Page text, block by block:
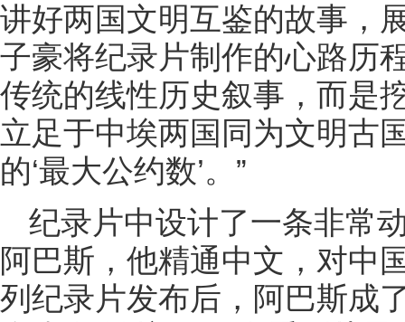
讲好两国文明互鉴的故事，
子豪将纪录片制作的心路历
传统的线性历史叙事，而是
立足于中埃两国同为文明古
的‘最大公约数’。”
纪录片中设计了一条非
阿巴斯，他精通中文，对中
列纪录片发布后，阿巴斯成